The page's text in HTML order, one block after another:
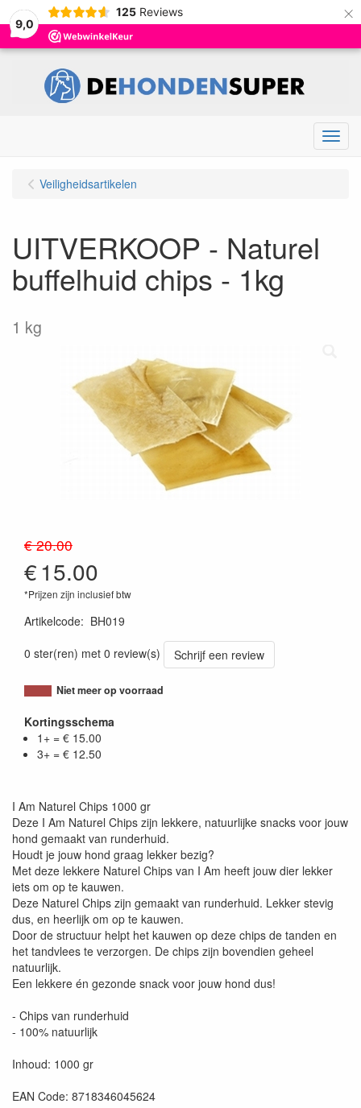
9,0
125 Reviews ×
Menu
Veiligheidsartikelen
UITVERKOOP - Naturel
buffelhuid chips - 1kg
1 kg
€ 20.00
€15.00
*Prijzen zijn inclusief btw
Artikelcode: BH019
0 ster(ren) met 0 review(s)
Schrijf een review
Niet meer op voorraad
Kortingsschema
1+ = € 15.00
3+ = € 12.50
I Am Naturel Chips 1000 gr
Deze I Am Naturel Chips zijn lekkere, natuurlijke snacks voor jouw
hond gemaakt van runderhuid.
Houdt je jouw hond graag lekker bezig?
Met deze lekkere Naturel Chips van I Am heeft jouw dier lekker
iets om op te kauwen.
Deze Naturel Chips zijn gemaakt van runderhuid. Lekker stevig
dus, en heerlijk om op te kauwen.
Door de structuur helpt het kauwen op deze chips de tanden en
het tandvlees te verzorgen. De chips zijn bovendien geheel
natuurlijk.
Een lekkere én gezonde snack voor jouw hond dus!
- Chips van runderhuid
- 100% natuurlijk
Inhoud: 1000 gr
EAN Code: 8718346045624